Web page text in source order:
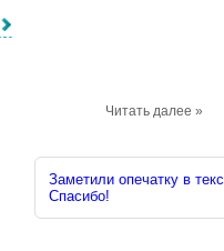
Читать далее »
Заметили опечатку в
Спасибо!